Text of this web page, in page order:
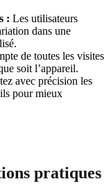
: Les utilisateurs
dans une
de toutes les visites
soit l’appareil.
avec précision les
pour mieux
pratiques